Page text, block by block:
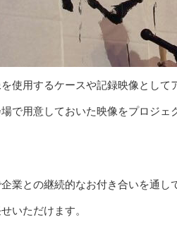
使用するケースや記録映像とし
で用意しておいた映像をプロジ
業との継続的なお付き合いを通
いただけます。